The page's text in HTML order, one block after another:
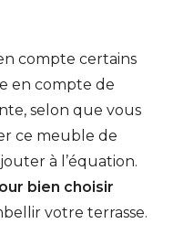
compte certains
en compte de
selon que vous
ce meuble de
à l’équation.
bien choisir
votre terrasse.